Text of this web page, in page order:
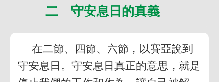
二 守安息日的真義
在二節、四節、六節，以賽亞說到
守安息日。守安息日真正的意思，就是